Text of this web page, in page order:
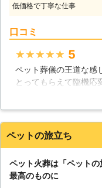
低価格で丁寧な仕事
口コミ
★★★★★ 5
ペット葬儀の王道な感
とってもらえて臨機応
ンもそれぞれありま
なら選択肢の一つに入
東京都 渋谷区 2016年
ペットの旅立ち
ペット火葬は「ペット
最高のものに